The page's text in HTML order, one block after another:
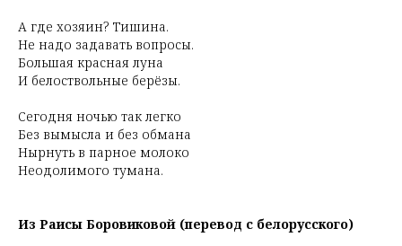
А где хозяин? Тишина.
Не надо задавать вопросы.
Большая красная луна
И белоствольные берёзы.
Сегодня ночью так легко
Без вымысла и без обмана
Нырнуть в парное молоко
Неодолимого тумана.
Из Раисы Боровиковой (перевод с белорусского)